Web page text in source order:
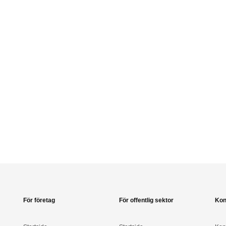
För företag För offentlig sektor